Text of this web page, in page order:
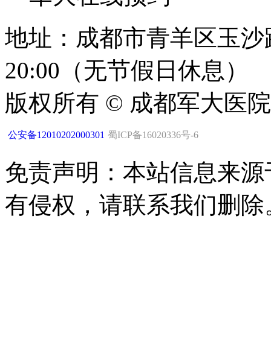
地址：成都市青羊区玉
20:00（无节假日休息）
版权所有 © 成都军大医
公安备12010202000301 蜀ICP备16020336号-6
免责声明：本站信息来
有侵权，请联系我们删除